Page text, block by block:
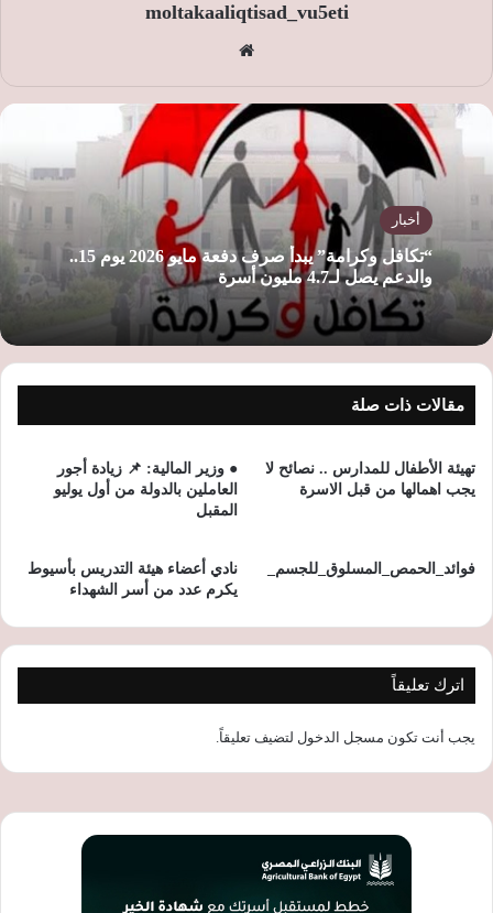
moltakaaliqtisad_vu5eti
الوي
ب
أخبار
“تكافل وكرامة” يبدأ صرف دفعة مايو 2026 يوم 15..
والدعم يصل لـ4.7 مليون أسرة
مقالات ذات صلة
تهيئة الأطفال للمدارس .. نصائح لا
يجب اهمالها من قبل الاسرة
● وزير المالية: 📌 زيادة أجور
العاملين بالدولة من أول يوليو
المقبل
فوائد_الحمص_المسلوق_للجسم_
نادي أعضاء هيئة التدريس بأسيوط
يكرم عدد من أسر الشهداء
اترك تعليقاً
يجب أنت تكون مسجل الدخول لتضيف تعليقاً.